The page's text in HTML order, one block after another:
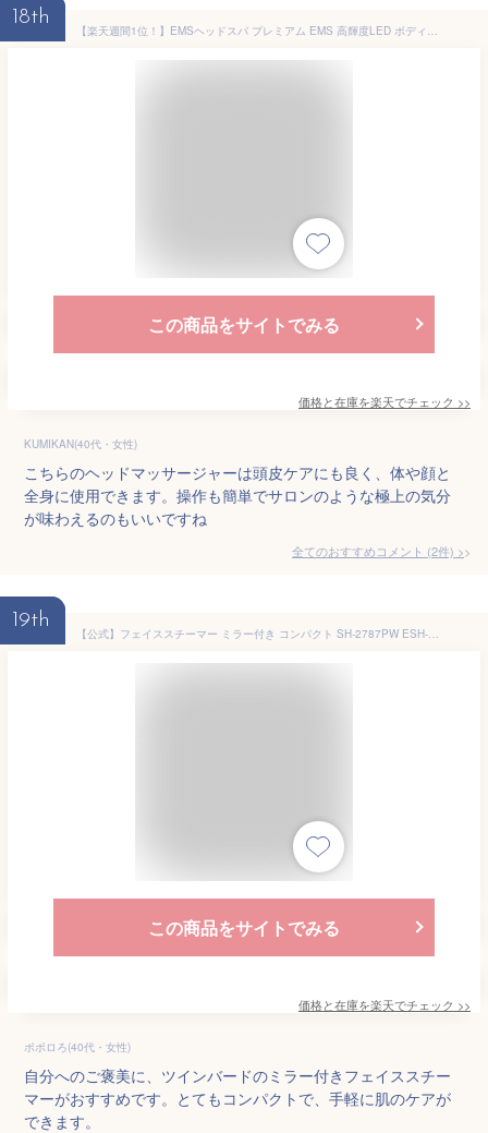
18th
【楽天週間1位！】EMSヘッドスパ プレミアム EMS 高輝度LED ボディアタッチメント NIPLUX EMS HEAD SPA PREMIUM 頭皮マッサージ ヘッドマッサージ ヘッドマッサージャー 美顔器 マッサージ 電動頭皮ブラシ 頭皮ケア ボディケア
この商品をサイトでみる
価格と在庫を楽天でチェック >>
KUMIKAN(40代・女性)
こちらのヘッドマッサージャーは頭皮ケアにも良く、体や顔と
全身に使用できます。操作も簡単でサロンのような極上の気分
が味わえるのもいいですね
全てのおすすめコメント (2件) >
19th
【公式】フェイススチーマー ミラー付き コンパクト SH-2787PW ESH-2787W | ツインバード TWINBIRD 角度調整可能 美容器 美顔機 顔用 保湿 美容家電 ホワイト パールホワイト
この商品をサイトでみる
価格と在庫を楽天でチェック >>
ポポロろ(40代・女性)
自分へのご褒美に、ツインバードのミラー付きフェイススチー
マーがおすすめです。とてもコンパクトで、手軽に肌のケアが
できます。